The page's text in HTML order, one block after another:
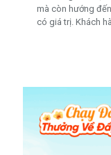
mà còn hướng
có giá trị. Khách